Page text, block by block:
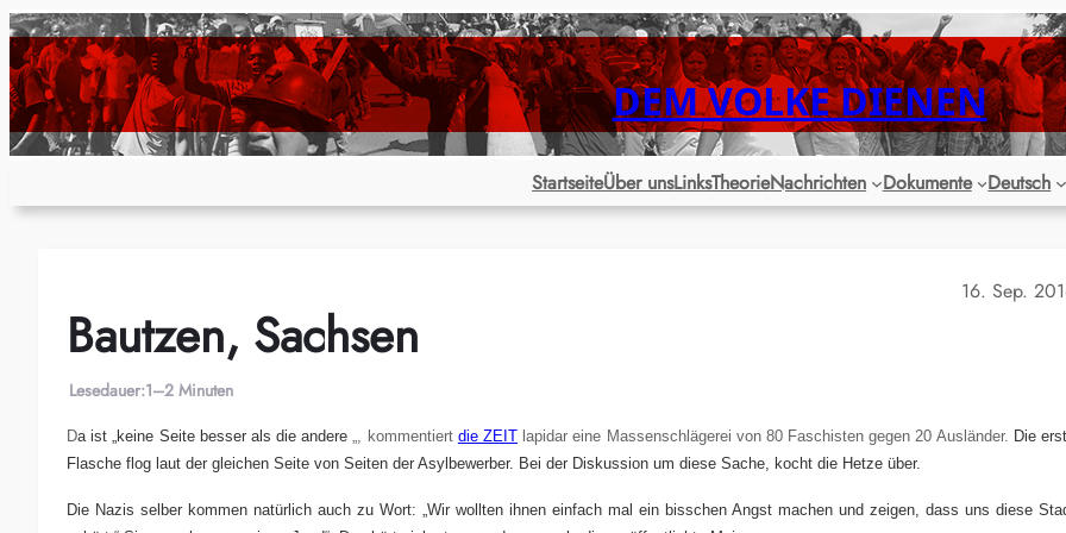
Zum
Inhalt
springen
DEM VOLKE DIENEN
StartseiteÜber unsLinksTheorieNachrichten Dokumente Deutsch
16. Sep.
Bautzen, Sachsen
Lesedauer:1–2 Minuten
Da ist „keine Seite besser als die andere „, kommentiert die ZEIT lapidar eine Massenschlägerei von 80 Faschisten gegen 20 Ausländer. Die
Flasche flog laut der gleichen Seite von Seiten der Asylbewerber. Bei der Diskussion um diese Sache, kocht die Hetze über.
Die Nazis selber kommen natürlich auch zu Wort: „Wir wollten ihnen einfach mal ein bisschen Angst machen und zeigen, dass uns diese